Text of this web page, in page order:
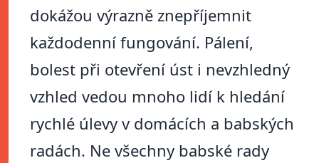
dokážou výrazně znepříjemnit
každodenní fungování. Pálení,
bolest při otevření úst i nevzhledný
vzhled vedou mnoho lidí k hledání
rychlé úlevy v domácích a babských
radách. Ne všechny babské rady